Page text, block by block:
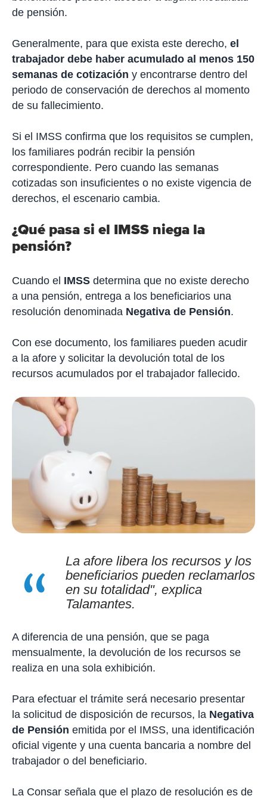
de pensión.
Generalmente, para que exista este derecho, el
trabajador debe haber acumulado al menos 150
semanas de cotización y encontrarse dentro del
periodo de conservación de derechos al momento
de su fallecimiento.
Si el IMSS confirma que los requisitos se cumplen,
los familiares podrán recibir la pensión
correspondiente. Pero cuando las semanas
cotizadas son insuficientes o no existe vigencia de
derechos, el escenario cambia.
¿Qué pasa si el IMSS niega la
pensión?
Cuando el IMSS determina que no existe derecho
a una pensión, entrega a los beneficiarios una
resolución denominada Negativa de Pensión.
Con ese documento, los familiares pueden acudir
a la afore y solicitar la devolución total de los
recursos acumulados por el trabajador fallecido.
La afore libera los recursos y los
beneficiarios pueden reclamarlos
en su totalidad", explica
Talamantes.
A diferencia de una pensión, que se paga
mensualmente, la devolución de los recursos se
realiza en una sola exhibición.
Para efectuar el trámite será necesario presentar
la solicitud de disposición de recursos, la Negativa
de Pensión emitida por el IMSS, una identificación
oficial vigente y una cuenta bancaria a nombre del
trabajador o del beneficiario.
La Consar señala que el plazo de resolución es de